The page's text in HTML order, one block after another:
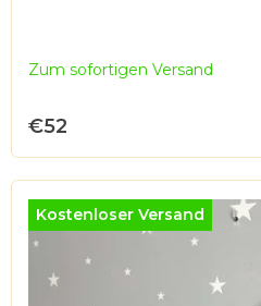
Zum sofortigen Versand
€52
Kostenloser Versand